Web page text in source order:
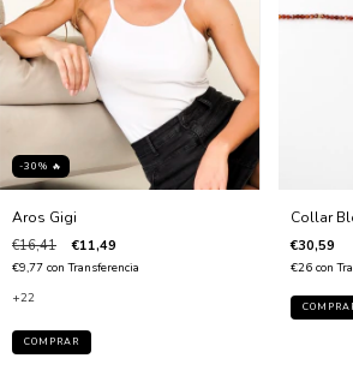
-30% 🔥
Aros Gigi
€16,41 €11,49
€9,77 con Transferencia
+22
COMPRAR
Collar
€30,59
€26 con